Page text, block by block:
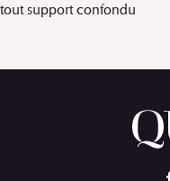
tout support confondu